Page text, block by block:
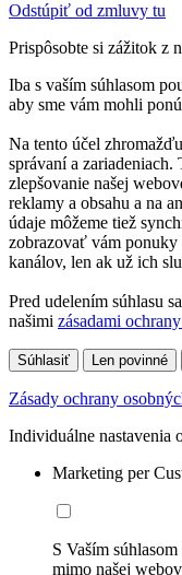
Odstúpiť od zmluvy tu
Prispôsobte si zážitok z
Iba s vaším súhlasom
aby sme vám mohli
Na tento účel
správaní a zariadeniach.
zlepšovanie našej
reklamy a obsahu a na
údaje môžeme tiež
zobrazovať vám
kanálov, len ak už ich
Pred udelením súhlasu
našimi zásadami
Súhlasiť Len povinné
Zásady ochrany
Individuálne nastavenia
Marketing per
S Vaším
mimo našej